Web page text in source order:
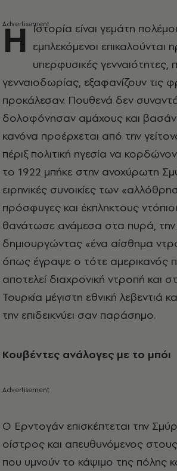
Η Ιστορία είναι γεμάτη
εμπλεκόμενοι
υπερφυσικές γενναιότητες,
γενναιοδωρίας, εξαφανίζουν τις
προκάλεσαν. Πουθενά δεν
δολοφόνησαν αμάχους και
κανόνα προέρχεται από την
πέριξ πολιτική ηγεσία να
το 1922 μπήκε στην ανοχύρωτη
ειρηνικές συνοικίες των
πρόσφυγες και έκπληκτους
θανάτωσε ανάμεσα στα πυρά,
δημιουργώντας «ένα αίσθημα
όπως έγραψε ο τότε αμερικανός
αποτελεί διαχρονική ντροπή και
Τουρκία μέγιστη εθνική λεβεντιά
την επιδεικνύει σαν παράσημο.
Κουβέντες ανάλογες με το μπόι
Ο Ερντογάν επισκέπτεται την
οίστρος και απευθυνόμενος
που υμνούν το κάψιμο της πόλης